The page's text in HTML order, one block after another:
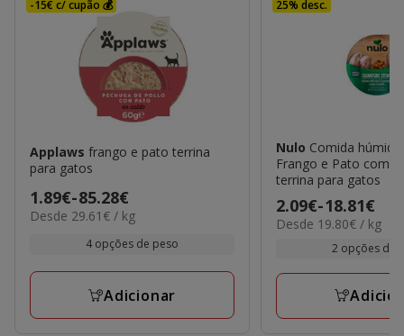
-15€ c/ cupão 💰
Applaws frango e pato terrina
para gatos
Preço
de
85.28€
1.89€-85.28€
29.61€
Desde 29.61€ / kg
4 opções de peso
Adicionar
25% desc.
Nulo Comida
Frango e Pato com
terrina para gatos
Preço
de
a
2.09€-18.81€
19.80€
Desde 19.80€ / kg
2 opções de